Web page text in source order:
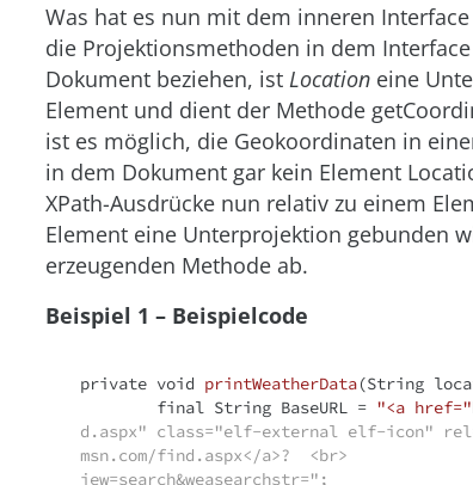
Was hat es nun mit dem inneren Interface
die Projektionsmethoden in dem Interface
Dokument beziehen, ist Location eine
Element und dient der Methode
ist es möglich, die Geokoordinaten in
in dem Dokument gar kein Element
XPath-Ausdrücke nun relativ zu einem
Element eine Unterprojektion gebunden
erzeugenden Methode ab.
Beispiel 1 – Beispielcode
private void printWeatherData(String
final String BaseURL = "<a href="
d.aspx" class="elf-external elf-icon"
msn.com/find.aspx</a>?	<br>                                         outputv
iew=search&weasearchstr=";